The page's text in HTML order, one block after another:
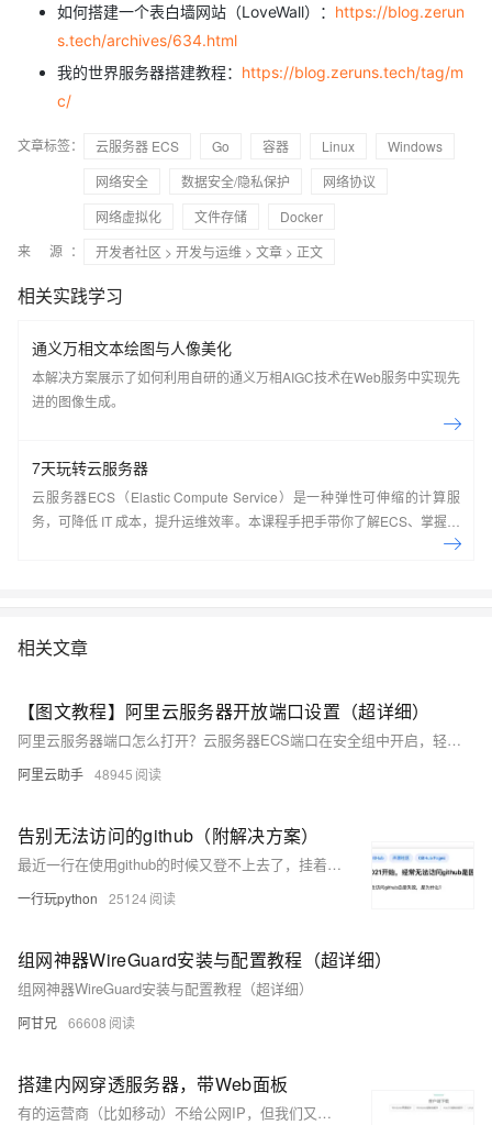
如何搭建一个表白墙网站（LoveWall）： https://blog.zerun
s.tech/archives/634.html
我的世界服务器搭建教程： https://blog.zeruns.tech/tag/m
c/
文章标签： 云服务器 ECS Go 容器 Linux
Windows
网络安全
数据安全/隐私保护
网络协议
网络虚拟化
文件存储
Docker
来 源：
开发者社区 > 开发与运维 > 文章 > 正文
相关实践学习
通义万相文本绘图与人像美化
本解决方案展示了如何利用自研的通义万相AIGC技术在Web服务中实现先
进的图像生成。
7天玩转云服务器
云服务器ECS（Elastic Compute Service）是一种弹性可伸缩的计算服
务，可降低 IT 成本，提升运维效率。本课程手把手带你了解ECS、掌握基
本操作、动手实操快照管理、镜像管理等。了解产品详
相关文章
【图文教程】阿里云服务器开放端口设置（超详细）
阿里云服务器端口怎么打开？云服务器ECS端口在安全组中开启，轻量应用服务器端口在防火墙中打开，阿里云服务器网以80端口为例，来详细说下阿里云服务器端口开放图文教程，其他的端口如8080、3306、443、1433也是同样的方法进行开启端口：
阿里云助手 48945
告别无法访问的github（附解决方案）
最近一行在使用github的时候又登不上去了，挂着NPV都没用 据说是某些不可描述的有关组织机构对该网站的DNS污染或者随机丢包造成的
一行玩python 25124
组网神器WireGuard安装与配置教程（超详细）
组网神器WireGuard安装与配置教程（超详细）
阿甘兄 66608
搭建内网穿透服务器，带Web面板
有的运营商（比如移动）不给公网IP，但我们又需要公网IP（远程访问家里的NAS，远程控制家里的电脑等）怎么办，自己搭建一台内网穿透服务器。